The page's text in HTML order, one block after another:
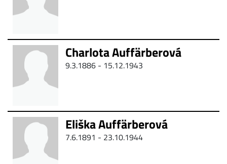
Charlota Auffärberová
9.3.1886 - 15.12.1943
Eliška Auffärberová
7.6.1891 - 23.10.1944